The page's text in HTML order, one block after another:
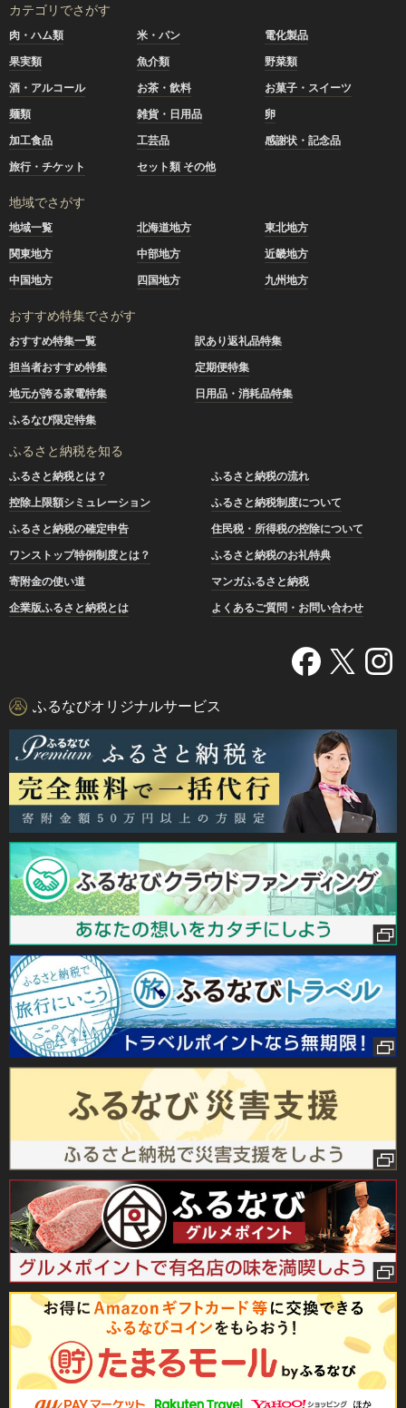
カテゴリでさがす
肉・ハム類 米・パン
電化製品
果実類
魚介類
野菜類
酒・アルコール
お茶・飲料
お菓子・スイーツ
麺類
雑貨・日用品
卵
加工食品
工芸品
感謝状・記念品
旅行・チケット
セット類 その他
地域でさがす
地域一覧 北海道地方
東北地方
関東地方
中部地方
近畿地方
中国地方
四国地方 九州地方
おすすめ特集でさがす
おすすめ特集一覧
訳あり返礼品特集
担当者おすすめ特集
定期便特集
地元が誇る家電特集
日用品・消耗品特集
ふるなび限定特集
ふるさと納税を知る
ふるさと納税とは？
ふるさと納税の流れ
控除上限額シミュレーション
ふるさと納税制度について
ふるさと納税の確定申告
住民税・所得税の控除について
ワンストップ特例制度とは？
ふるさと納税のお礼特典
寄附金の使い道
マンガふるさと納税
企業版ふるさと納税とは
よくあるご質問・お問い合わせ
ふるなびオリジナルサービス